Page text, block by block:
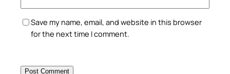
Save my name, email, and website in this browser
for the next time I comment.